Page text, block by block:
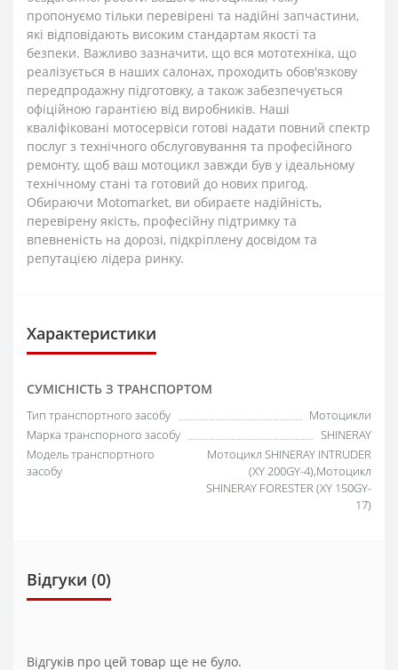
пропонуємо тільки перевірені та надійні запчастини,
які відповідають високим стандартам якості та
безпеки. Важливо зазначити, що вся мототехніка, що
реалізується в наших салонах, проходить обов'язкову
передпродажну підготовку, а також забезпечується
офіційною гарантією від виробників. Наші
кваліфіковані мотосервіси готові надати повний спектр
послуг з технічного обслуговування та професійного
ремонту, щоб ваш мотоцикл завжди був у ідеальному
технічному стані та готовий до нових пригод.
Обираючи Motomarket, ви обираєте надійність,
перевірену якість, професійну підтримку та
впевненість на дорозі, підкріплену досвідом та
репутацією лідера ринку.
Характеристики
СУМІСНІСТЬ З ТРАНСПОРТОМ
Тип транспортного засобу
Мотоцикли
Марка транспорного засобу
SHINERAY
Модель транспортного
засобу
Мотоцикл SHINERAY INTRUDER
(XY 200GY-4),Мотоцикл
SHINERAY FORESTER (XY 150GY-
17)
Відгуки (0)
Відгуків про цей товар ще не було.